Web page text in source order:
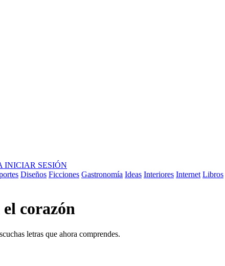
INICIAR SESIÓN
Diseños Ficciones Gastronomía Ideas Interiores Internet Libros
corazón
letras que ahora comprendes.